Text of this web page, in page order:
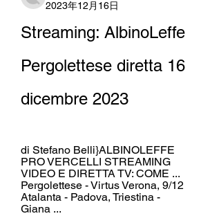
2023年12月16日
Streaming: AlbinoLeffe
Pergolettese diretta 16
dicembre 2023
di Stefano Belli}ALBINOLEFFE
PRO VERCELLI STREAMING
VIDEO E DIRETTA TV: COME ...
Pergolettese - Virtus Verona, 9/12
Atalanta - Padova, Triestina -
Giana ...